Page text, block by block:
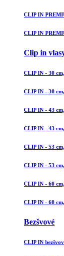
CLIP IN
CLIP IN
Clip in
CLIP IN - 30
CLIP IN - 30
CLIP IN - 43
CLIP IN - 43
CLIP IN - 53
CLIP IN - 53
CLIP IN - 60
CLIP IN - 60
Bezšvové
CLIP IN